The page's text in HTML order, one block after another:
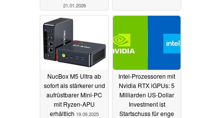
21.01.2026
NucBox M5 Ultra ab
sofort als stärkerer und
aufrüstbarer Mini-PC
mit Ryzen-APU
erhältlich 19.09.2025
Intel-Prozessoren mit
Nvidia RTX iGPUs: 5
Milliarden US-Dollar
Investment ist
Startschuss für enge